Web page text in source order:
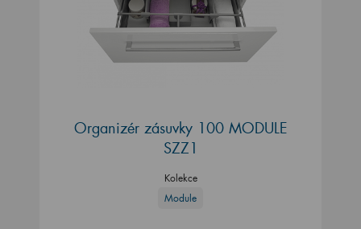
Organizér zásuvky 100 MODULE
SZZ1
Kolekce
Module